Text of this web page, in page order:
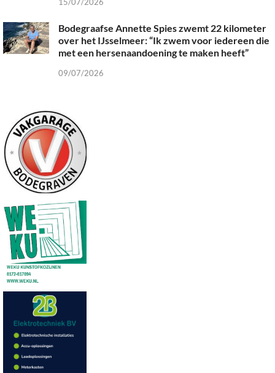
15/07/2026
Bodegraafse Annette Spies zwemt 22 kilometer
over het IJsselmeer: “Ik zwem voor iedereen die
met een hersenaandoening te maken heeft”
09/07/2026